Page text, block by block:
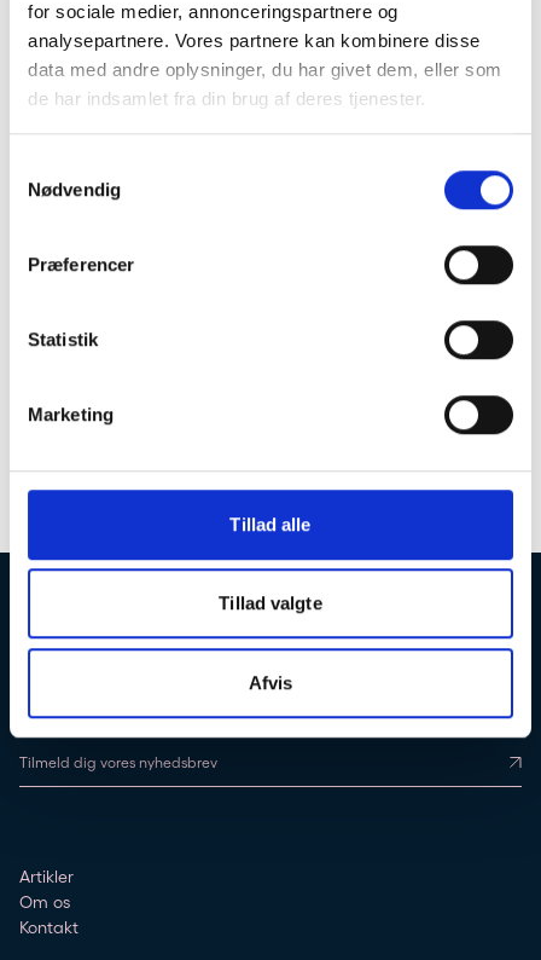
for sociale medier, annonceringspartnere og
analysepartnere. Vores partnere kan kombinere disse
data med andre oplysninger, du har givet dem, eller som
de har indsamlet fra din brug af deres tjenester.
Nødvendig
Præferencer
Statistik
Marketing
Tillad alle
Tillad valgte
Afvis
MICHAEL SVARER
Professor ved institut for Økonomi på Aarhus Universitet
Michael er tidligere overvismand og nuværende professor i
Økonomi på Aarhus Universitet. Han er en af landets mest
arbejdsmarkedet.
Få direkte besked, når vi lancerer vores kurser, og bliv klogere på dine
TILMELD DIG VORES NYHEDSBREV
Tilmeld dig vores nyhedsbrev
Artikler
Om os
Kontakt